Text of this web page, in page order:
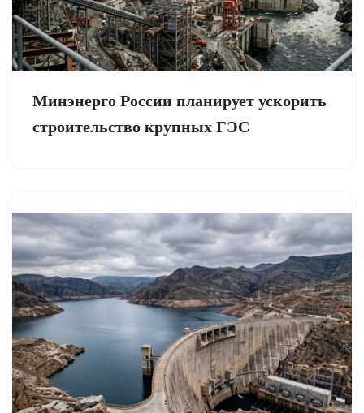
Минэнерго России планирует ускорить
строительство крупных ГЭС